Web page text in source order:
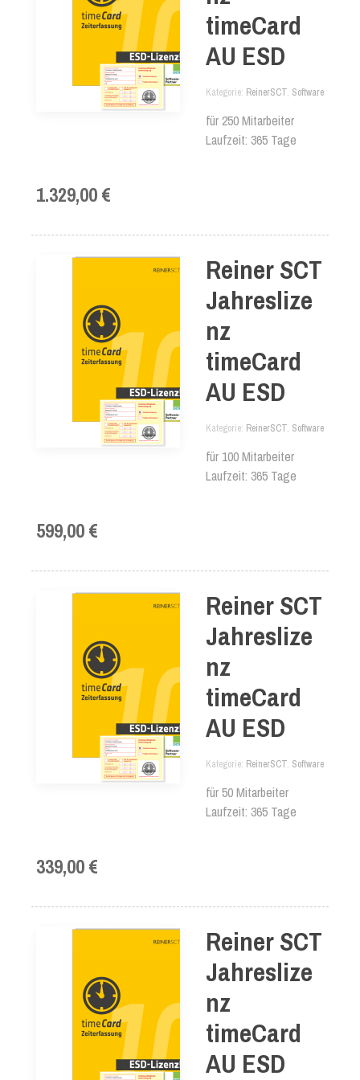
timeCard
AU ESD
Kategorie ReinerSCT, Software
für 250 Mitarbeiter
Laufzeit: 365 Tage
1.329,00 €
Reiner SCT
Jahreslize
nz
timeCard
AU ESD
Kategorie ReinerSCT, Software
für 100 Mitarbeiter
Laufzeit: 365 Tage
599,00 €
Reiner SCT
Jahreslize
nz
timeCard
AU ESD
Kategorie ReinerSCT, Software
für 50 Mitarbeiter
Laufzeit: 365 Tage
339,00 €
Reiner SCT
Jahreslize
nz
timeCard
AU ESD